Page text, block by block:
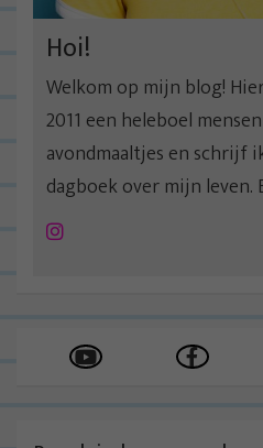
Hoi!
Welkom op mijn blog!
2011 een heleboel
avondmaaltjes en schrijf
dagboek over mijn leven.
Instagram